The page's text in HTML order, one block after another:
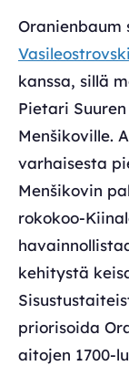
Oranienbaum
kanssa, sillä
Pietari
Menšikoville.
varhaisesta
Menšikovin
rokokoo-
kehitystä
priorisoida
aitojen 1700-